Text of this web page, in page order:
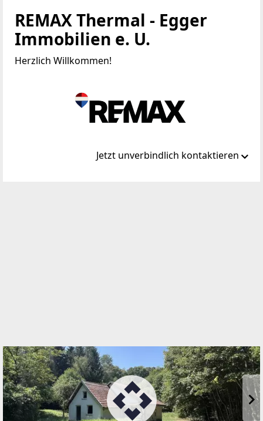
REMAX Thermal - Egger
Immobilien e. U.
Herzlich Willkommen!
Jetzt unverbindlich kontaktieren